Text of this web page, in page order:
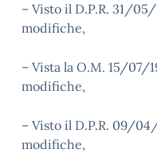
– Visto il D.P.R. 31/05/
modifiche,
– Vista la O.M. 15/07/
modifiche,
– Visto il D.P.R. 09/
modifiche,